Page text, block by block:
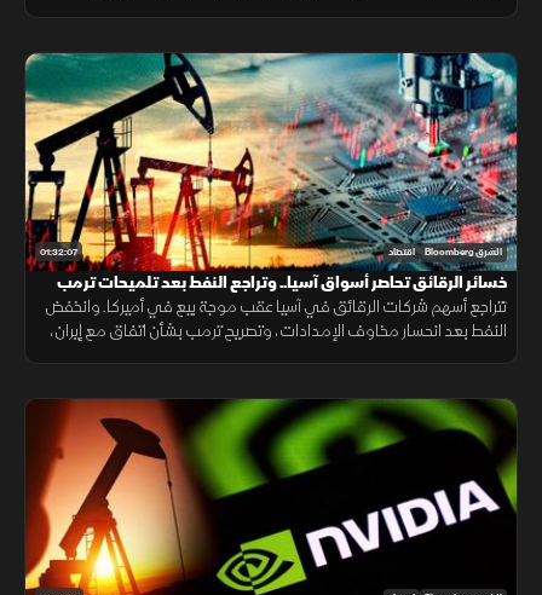
01:32:07 الشرق Bloomberg اقتصاد
خسائر الرقائق تحاصر أسواق آسيا.. وتراجع النفط بعد تلميحات ترمب
بالتهدئة
تتراجع أسهم شركات الرقائق في آسيا عقب موجة بيع في أميركا. وانخفض
النفط بعد انحسار مخاوف الإمدادات، وتصريح ترمب بشأن اتفاق مع إيران،